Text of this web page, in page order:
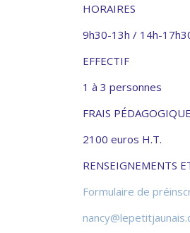
HORAIRES
9h30-13h / 14h-
EFFECTIF
1 à 3 personnes
FRAIS PÉDAGOGIQUE
2100 euros H.T.
RENSEIGNEMENTS
Formulaire de